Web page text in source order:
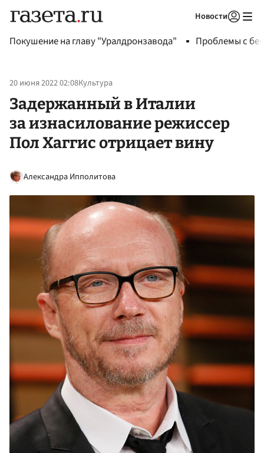
Новости
Покушение на главу "Уралдронзавода" Проблемы с
20 июня 2022 02:08Культура
Задержанный в Италии
за изнасилование режиссер
Пол Хаггис отрицает вину
Александра Ипполитова